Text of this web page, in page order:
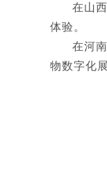
在山
体验。
在河
物数字化